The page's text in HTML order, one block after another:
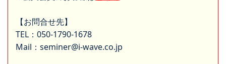
【お問合せ先】
TEL：050-1790-1678
Mail：seminer@i-wave.co.jp